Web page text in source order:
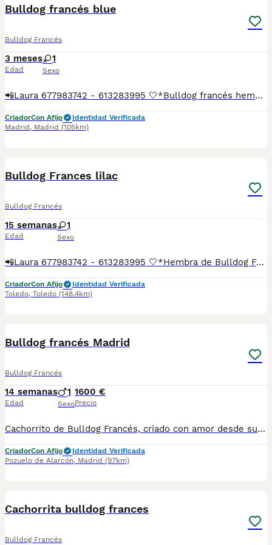
Bulldog francés blue
Bulldog Francés
3 meses
Edad
1
Sexo
📲Laura 677983742 - 613283995 🤍*Bulldog francés hembra blue*🤍 ¿Buscas un nuevo compañero para tu hogar? ❤️ Tenemos preciosos cachorros listos para encontrar una familia responsable. ✅ Vacunados ✅ Desparasitados ✅ Cartilla sanitaria ✅ Garantías incluidas ✅ Máxima atención y cuidado Se hacen envíos a toda España: Andalucía: Almería, Cádiz, Córdoba, Granada, Huelva, Jaén, Málaga, Sevilla.Aragón: Huesca, Teruel, Zaragoza.Asturias: Oviedo.Baleares: Palma.Canarias: Las Palmas de Gran Canaria, Santa Cruz de Tenerife.Cantabria: Santander.Castilla-La Mancha: Albacete, Ciudad Real, Cuenca, Guadalajara, Toledo.Castilla y León: Ávila, Burgos, León, Palencia, Salamanca, Segovia, Soria, Valladolid, Zamora.Cataluña: Barcelona, Gerona (Girona), Lérida (Lleida), Tarragona.Comunidad Valenciana: Alicante, Castellón de la Plana, Valencia.Extremadura: Badajoz, Cáceres.Galicia: La Coruña (A Coruña), Lugo, Orense (Ourense), Pontevedra.La Rioja: Logroño.Madrid: Madrid.Murcia: Murcia.Navarra: Pamplona.País Vasco: Bilbao (Vizcaya), San Sebastián (Guipúzcoa), Vitoria (Álava). 🐾 Cachorros sanos, sociables y criados con mucho cariño. 📲 ¡Pregunta sin compromiso por disponibilidad, fotos y precios por mensaje privado!
CriadorCon Afijo
Identidad Verificada
Madrid , Madrid (105km)
Bulldog Frances lilac
Bulldog Francés
15 semanas
Edad
1
Sexo
📲Laura 677983742 - 613283995 🤍*Hembra de Bulldog Frances de color lilac *🤍 ¿Buscas un nuevo compañero para tu hogar? ❤️ Tenemos preciosos cachorros listos para encontrar una familia responsable. ✅ Vacunados ✅ Desparasitados ✅ Cartilla sanitaria ✅ Garantías incluidas ✅ Máxima atención y cuidado Se hacen envíos a toda España: Andalucía: Almería, Cádiz, Córdoba, Granada, Huelva, Jaén, Málaga, Sevilla.Aragón: Huesca, Teruel, Zaragoza.Asturias: Oviedo.Baleares: Palma.Canarias: Las Palmas de Gran Canaria, Santa Cruz de Tenerife.Cantabria: Santander.Castilla-La Mancha: Albacete, Ciudad Real, Cuenca, Guadalajara, Toledo.Castilla y León: Ávila, Burgos, León, Palencia, Salamanca, Segovia, Soria, Valladolid, Zamora.Cataluña: Barcelona, Gerona (Girona), Lérida (Lleida), Tarragona.Comunidad Valenciana: Alicante, Castellón de la Plana, Valencia.Extremadura: Badajoz, Cáceres.Galicia: La Coruña (A Coruña), Lugo, Orense (Ourense), Pontevedra.La Rioja: Logroño.Madrid: Madrid.Murcia: Murcia.Navarra: Pamplona.País Vasco: Bilbao (Vizcaya), San Sebastián (Guipúzcoa), Vitoria (Álava). 🐾 Cachorros sanos, sociables y criados con mucho cariño. 📲 ¡Pregunta sin compromiso por disponibilidad, fotos y precios por mensaje privado!
CriadorCon Afijo
Identidad Verificada
Toledo, Toledo (148.4km)
Bulldog francés Madrid
Bulldog Francés
14 semanas
Edad
1
Sexo
1600 €
Precio
Cachorrito de Bulldog Francés, criado con amor desde sus primeros días, socializado en casa y preparado para integrarse a su próximo hogar con alegría y equilibrio. Nuestra forma de criar: Ambiente familiar y socialización temprana Padres sanos y seleccionados Vacunas, desparasitaciones y cartilla al día Microchip y revisión veterinaria Asesoramiento completo antes y después de la entrega Contrato de garantía. Cría con enfoque en salud y bienestar real Web: www.aguasdelcuenco.es Email: aguasdelcuenco@gmail.com Teléfono / WhatsApp: 34 649 916 860 www.facebook.com/aguasdelcuenco https://www.tiktok.com/@delasaguasdelcuenco Ubicación: Madrid Para más información mándanos un mensaje privado y te contamos todo sobre disponibilidad de camadas, fotos de los cachorros y condiciones de reserva. Solo para familias responsables que busquen un compañero para toda la vida.
CriadorCon Afijo
Identidad Verificada
Pozuelo de Alarcón, Madrid (97km)
Cachorrita bulldog frances
Bulldog Francés